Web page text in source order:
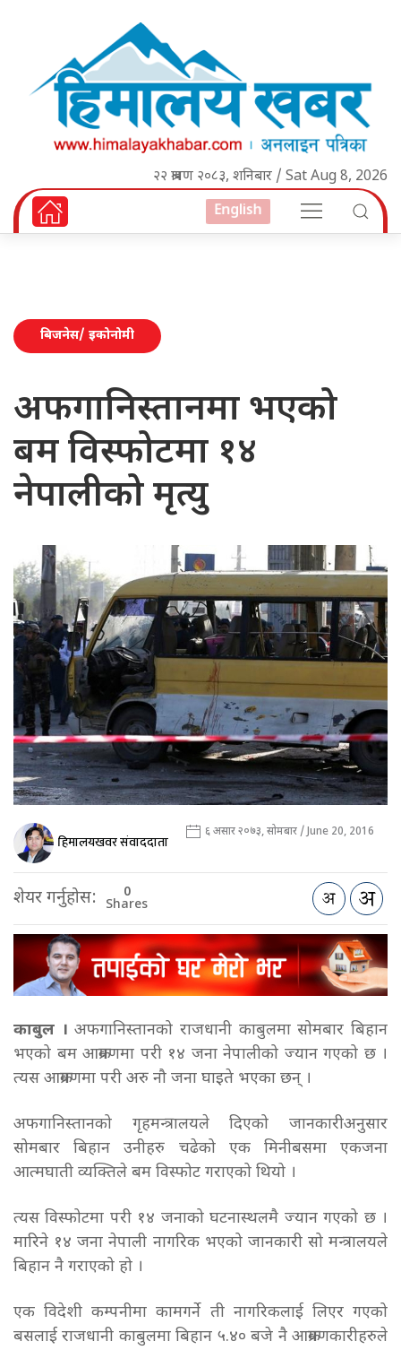
२२ श्रावण २०८३, शनिबार / Sat Aug 8, 2026
English
बिजनेस/ इकोनोमी
अफगानिस्तानमा भएको
बम विस्फोटमा १४
नेपालीको मृत्यु
हिमालयखवर संवाददाता ६ असार २०७३, सोमबार / June 20, 2016
शेयर गर्नुहोस: 0
Shares
काबुल ।अफगानिस्तानको राजधानी काबुलमा सोमबार बिहान
भएको बम आक्रमणमा परी १४ जना नेपालीको ज्यान गएको छ ।
त्यस आक्रमणमा परी अरु नौ जना घाइते भएका छन् ।
अफगानिस्तानको गृहमन्त्रालयले दिएको जानकारीअनुसार
सोमबार बिहान उनीहरु चढेको एक मिनीबसमा एकजना
आत्मघाती व्यक्तिले बम विस्फोट गराएको थियो ।
त्यस विस्फोटमा परी १४ जनाको घटनास्थलमै ज्यान गएको छ ।
मारिने १४ जना नेपाली नागरिक भएको जानकारी सो मन्त्रालयले
बिहान नै गराएको हो ।
एक विदेशी कम्पनीमा कामगर्ने ती नागरिकलाई लिएर गएको
बसलाई राजधानी काबुलमा बिहान ५.४० बजे नै आक्रमणकारीहरुले